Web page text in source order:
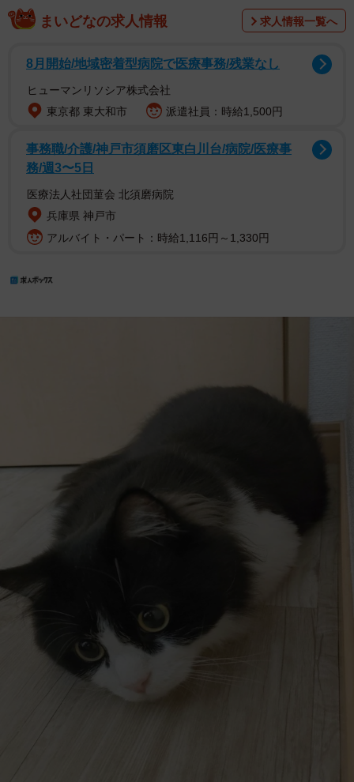
まいどなの求人情報 求人情報一覧へ
8月開始/地域密着型病院で医療事務/残業なし
ヒューマンリソシア株式会社
東京都 東大和市
派遣社員：時給1,500円
事務職/介護/神戸市須磨区東白川台/病院/医療事
務/週3〜5日
医療法人社団菫会 北須磨病院
兵庫県 神戸市
アルバイト・パート：時給1,116円～1,330円